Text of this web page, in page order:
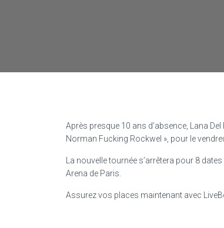
Après presque 10 ans d’absence, Lana
Norman Fucking Rockwel », pour le
La nouvelle tournée s’arrêtera pour 8
Arena de Paris.
Assurez vos places maintenant avec